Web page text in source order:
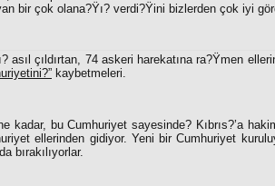
bir çok olana?Ÿı? verdi?Ÿini bizlerden çok iyi
asıl çıldırtan, 74 askeri harekatına ra?Ÿmen
kaybetmeleri.
kadar, bu Cumhuriyet sayesinde? Kıbrıs?’a
ellerinden gidiyor. Yeni bir Cumhuriyet
bırakılıyorlar.